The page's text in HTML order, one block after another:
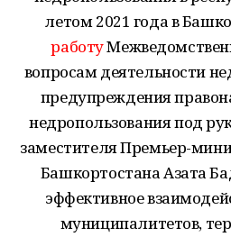
летом 2021 года в
работу
вопросам деятельности
предупреждения
недропользования под
заместителя Премьер-
Башкортостана Азата
эффективное
муниципалитетов,